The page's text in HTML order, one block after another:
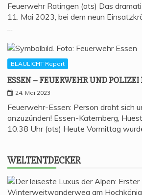
Feuerwehr Ratingen (ots) Das
11. Mai 2023, bei dem neun
…
BLAULICHT Report
ESSEN – FEU­ER­WEHR UND POLI­ZEI
24. Mai 2023
Feuerwehr-Essen: Person droht sich
anzuzünden! Essen-Katernberg,
10:38 Uhr (ots) Heute Vormittag
WELT­ENT­DE­CKER